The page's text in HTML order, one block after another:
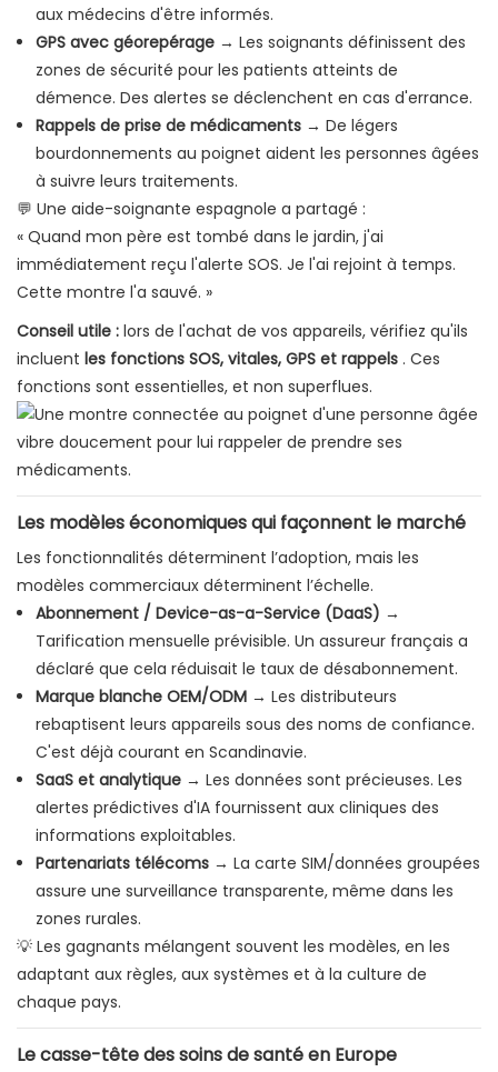
aux médecins d'être informés.
GPS avec géorepérage→ Les soignants définissent des
zones de sécurité pour les patients atteints de
démence. Des alertes se déclenchent en cas d'errance.
Rappels de prise de médicaments→ De légers
bourdonnements au poignet aident les personnes âgées
à suivre leurs traitements.
💬 Une aide-soignante espagnole a partagé :
« Quand mon père est tombé dans le jardin, j'ai
immédiatement reçu l'alerte SOS. Je l'ai rejoint à temps.
Cette montre l'a sauvé. »
Conseil utile : lors de l'achat de vos appareils, vérifiez qu'ils
incluent les fonctions SOS, vitales, GPS et rappels . Ces
fonctions sont essentielles, et non superflues.
Les modèles économiques qui façonnent le marché
Les fonctionnalités déterminent l’adoption, mais les
modèles commerciaux déterminent l’échelle.
Abonnement / Device-as-a-Service (DaaS) →
Tarification mensuelle prévisible. Un assureur français a
déclaré que cela réduisait le taux de désabonnement.
Marque blanche OEM/ODM→ Les distributeurs
rebaptisent leurs appareils sous des noms de confiance.
C'est déjà courant en Scandinavie.
SaaS et analytique→ Les données sont précieuses. Les
alertes prédictives d'IA fournissent aux cliniques des
informations exploitables.
Partenariats télécoms→ La carte SIM/données groupées
assure une surveillance transparente, même dans les
zones rurales.
💡 Les gagnants mélangent souvent les modèles, en les
adaptant aux règles, aux systèmes et à la culture de
chaque pays.
Le casse-tête des soins de santé en Europe